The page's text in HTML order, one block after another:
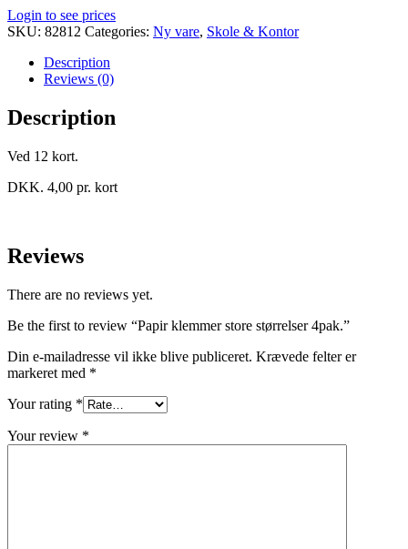
Login to see prices
SKU: 82812 Categories: Ny vare, Skole & Kontor
Description
Reviews (0)
Description
Ved 12 kort.
DKK. 4,00 pr. kort
Reviews
There are no reviews yet.
Be the first to review “Papir klemmer store størrelser 4pak.”
Din e-mailadresse vil ikke blive publiceret. Krævede felter er
markeret med *
Your rating *
Your review *